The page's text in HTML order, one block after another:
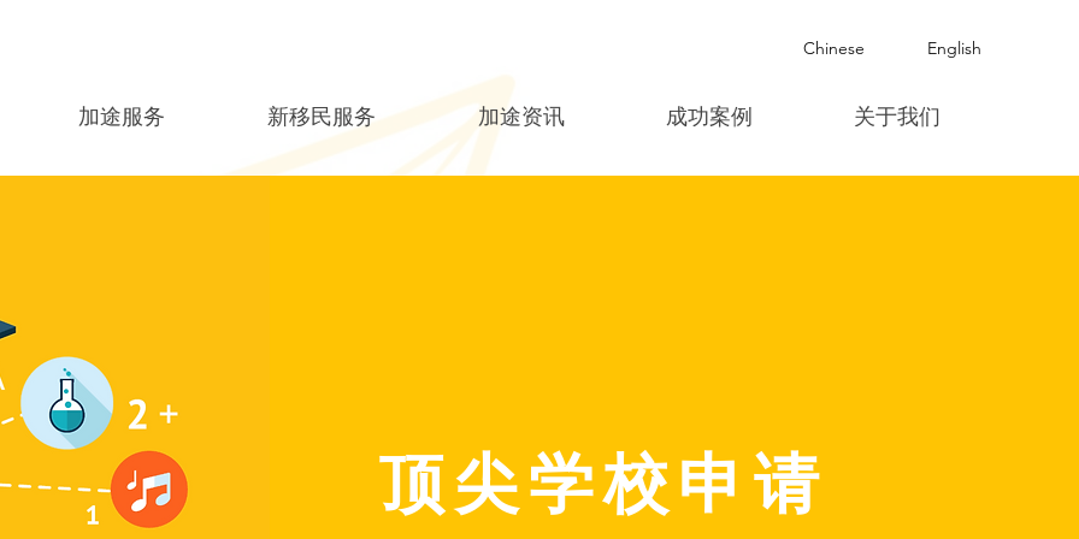
Chinese English
顶尖学校申请
加途服务 新移民服务 加途资讯 成功案例 关于我们